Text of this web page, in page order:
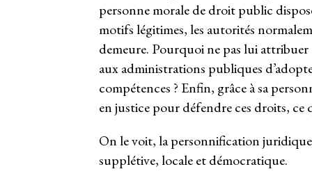
personne morale de droit public
motifs légitimes, les autorités
demeure. Pourquoi ne pas lui
aux administrations publiques
compétences ? Enfin, grâce à sa
en justice pour défendre ces droits,
On le voit, la personnification
supplétive, locale et démocratique.